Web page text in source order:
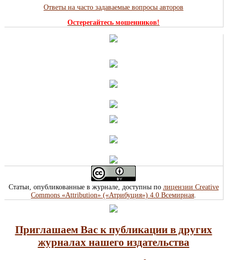
Ответы на часто задаваемые вопросы авторов
Остерегайтесь мошенников!
Статьи, опубликованные в журнале, доступны по лицензии Creative
Commons «Attribution» («Атрибуция») 4.0 Всемирная.
Приглашаем Вас к публикации в других
журналах нашего издательства